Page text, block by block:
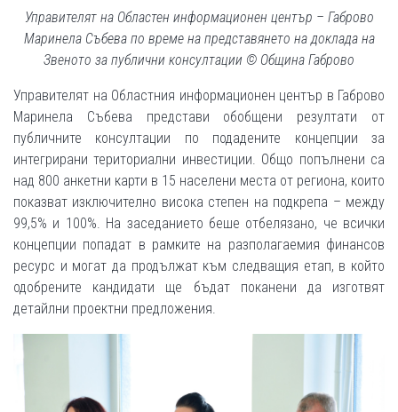
Управителят на Областен информационен център – Габрово
Маринела Събева по време на представянето на доклада на
Звеното за публични консултации © Община Габрово
Управителят на Областния информационен център в Габрово
Маринела Събева представи обобщени резултати от
публичните консултации по подадените концепции за
интегрирани териториални инвестиции. Общо попълнени са
над 800 анкетни карти в 15 населени места от региона, които
показват изключително висока степен на подкрепа – между
99,5% и 100%. На заседанието беше отбелязано, че всички
концепции попадат в рамките на разполагаемия финансов
ресурс и могат да продължат към следващия етап, в който
одобрените кандидати ще бъдат поканени да изготвят
детайлни проектни предложения.